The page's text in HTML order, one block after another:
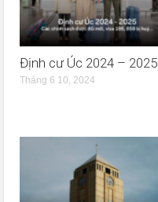
Định cư Úc 2024 – 2025
Tháng 6 10, 2024